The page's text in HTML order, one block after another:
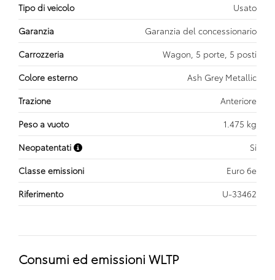
Tipo di veicolo
Usato
Garanzia
Garanzia del concessionario
Carrozzeria
Wagon, 5 porte, 5 posti
Colore esterno
Ash Grey Metallic
Trazione
Anteriore
Peso a vuoto
1.475 kg
Neopatentati
Si
Classe emissioni
Euro 6e
Riferimento
U-33462
Consumi ed emissioni WLTP